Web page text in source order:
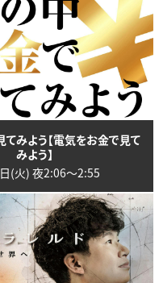
みよう【電気をお金で見て
みよう】
(火) 夜2:06〜2:55